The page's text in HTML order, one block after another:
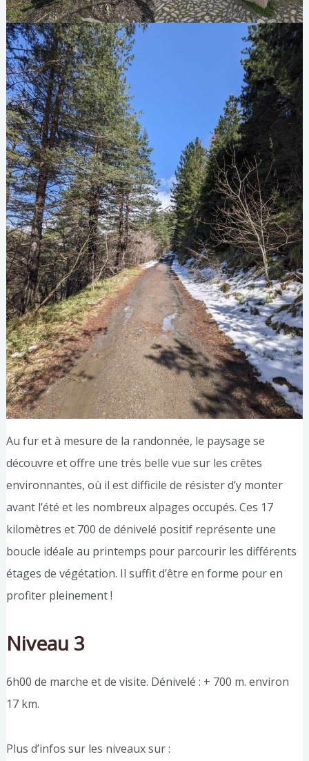
Au fur et à mesure de la randonnée, le paysage se
découvre et offre une très belle vue sur les crêtes
environnantes, où il est difficile de résister d’y monter
avant l’été et les nombreux alpages occupés. Ces 17
kilomètres et 700 de dénivelé positif représente une
boucle idéale au printemps pour parcourir les différents
étages de végétation. Il suffit d’être en forme pour en
profiter pleinement !
Niveau 3
6h00 de marche et de visite. Dénivelé : + 700 m. environ
17 km.
Plus d’infos sur les niveaux sur :